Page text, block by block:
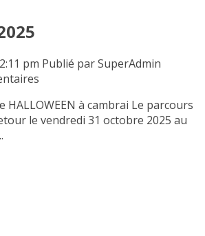
pm Publié parSuperAdmin
à cambrai Le parcours
le vendredi 31 octobre 2025 au